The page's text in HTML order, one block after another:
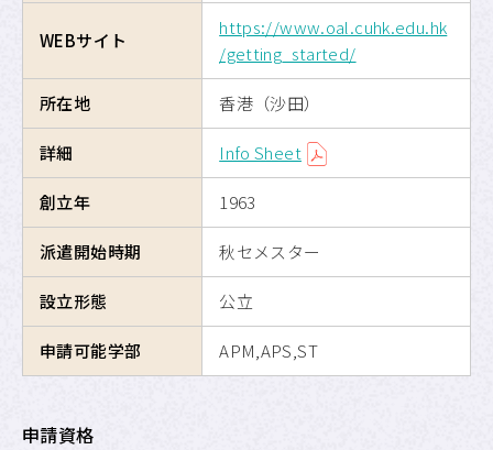
WEBサイト
https://www.oal.cuhk.edu.hk
/getting_started/
所在地 香港（沙田）
詳細 Info Sheet
創立年 1963
派遣開始時期 秋セメスター
設立形態 公立
申請可能学部 APM,APS,ST
申請資格
留学のための奨学金制度
APUへの留学
サイトマップ
サイトポリシー
APU公式Webサイト